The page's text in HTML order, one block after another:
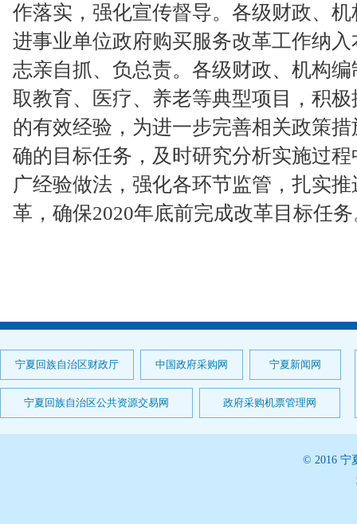
作落实，强化宣传督导。各级财政、
进事业单位政府购买服务改革工作纳
志亲自抓、负总责。各级财政、机构
取教育、医疗、养老等典型项目，积
的有效经验，为进一步完善相关政策
确的目标任务，及时研究分析实施过
广经验做法，强化各环节监管，扎实
革，确保2020年底前完成改革目标任
宁夏回族自治区财政厅 中国政府采购网 宁夏新闻网
宁夏回族自治区公共资源交易网 政府采购机票管理网
© 2016 宁